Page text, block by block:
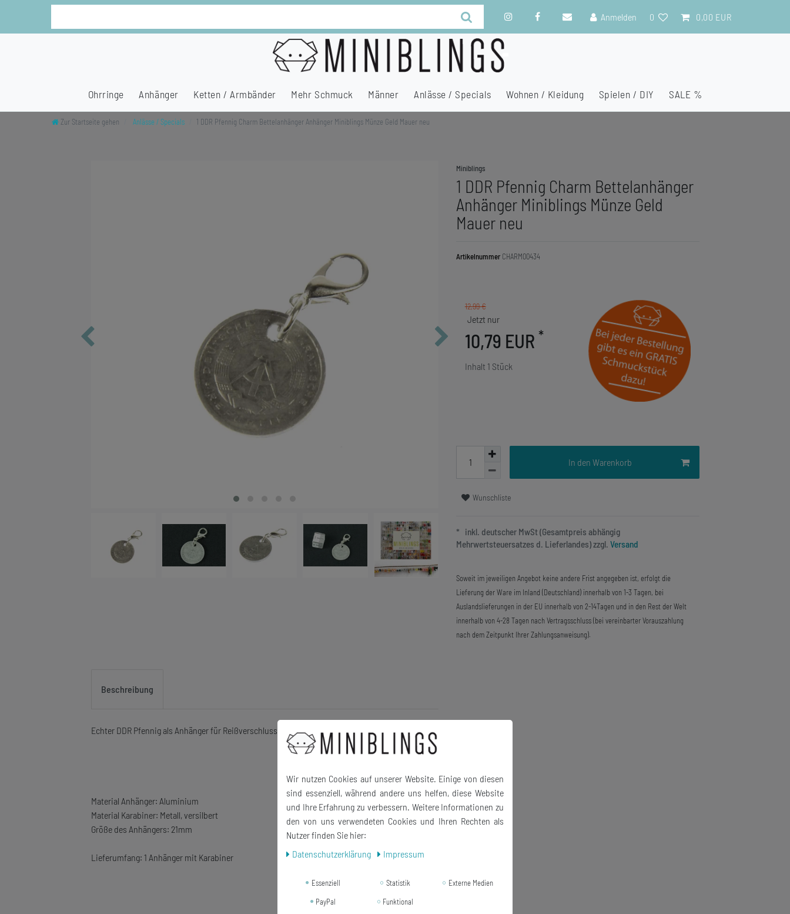
Anmelden 0 0,00 EUR
Ohrringe Anhänger Ketten / Armbänder Mehr Schmuck Männer Anlässe / Specials Wohnen / Kleidung Spielen / DIY SALE %
Zur Startseite gehen Anlässe / Specials 1 DDR Pfennig Charm Bettelanhänger Anhänger Miniblings Münze Geld Mauer neu
Miniblings
1 DDR Pfennig Charm Bettelanhänger
Anhänger Miniblings Münze Geld
Mauer neu
Artikelnummer CHARM00434
12,99 €
10,79 EUR *
Inhalt 1 Stück
In den Warenkorb
Wunschliste
* inkl. deutscher MwSt (Gesamtpreis abhängig
Mehrwertsteuersatzes d. Lieferlandes) zzgl. Versand
Soweit im jeweiligen Angebot keine andere Frist angegeben ist, erfolgt die
Lieferung der Ware im Inland (Deutschland) innerhalb von 1-3 Tagen, bei
Auslandslieferungen in der EU innerhalb von 2-14Tagen und in den Rest der Welt
innerhalb von 4-28 Tagen nach Vertragsschluss (bei vereinbarter Vorauszahlung
nach dem Zeitpunkt Ihrer Zahlungsanweisung).
Beschreibung
Echter DDR Pfennig als Anhänger für Reißverschluss und Bettelarmband
Material Anhänger: Aluminium
Material Karabiner: Metall, versilbert
Größe des Anhängers: 21mm
Lieferumfang: 1 Anhänger mit Karabiner
Wir nutzen Cookies auf unserer Website. Einige von diesen
sind essenziell, während andere uns helfen, diese Website
und Ihre Erfahrung zu verbessern. Weitere Informationen zu
den von uns verwendeten Cookies und Ihren Rechten als
Nutzer finden Sie hier:
Daten­schutz­erklärung
Impressum
Essenziell Statistik
Externe Medien
PayPal
Funktional